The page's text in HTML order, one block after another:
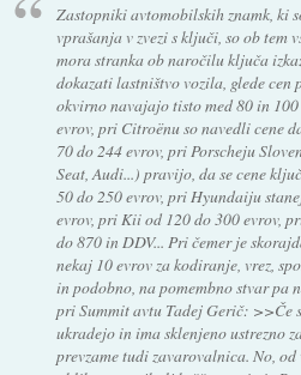
Zastopniki avtomobilskih znamk, ki
vprašanja v zvezi s ključi, so ob tem
mora stranka ob naročilu ključa
dokazati lastništvo vozila, glede cen
okvirno navajajo tisto med 80 in
evrov, pri Citroënu so navedli cene
70 do 244 evrov, pri Porscheju
Seat, Audi...) pravijo, da se cene
50 do 250 evrov, pri Hyundaiju
evrov, pri Kii od 120 do 300 evrov,
do 870 in DDV... Pri čemer je
nekaj 10 evrov za kodiranje, vrez,
in podobno, na pomembno stvar pa
pri Summit avtu Tadej Gerič: >>Če
ukradejo in ima sklenjeno ustrezno
prevzame tudi zavarovalnica. No, od